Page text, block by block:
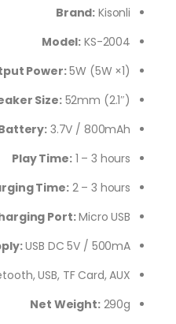
Brand: Kisonli
Model: KS-2004
Power:5W (5W ×1)
Size:52mm (2.1″)
3.7V / 800mAh
Play Time:1 – 3 hours
Time:2 – 3 hours
Port:Micro USB
USB DC 5V / 500mA
USB, TF Card, AUX
Net Weight:290g